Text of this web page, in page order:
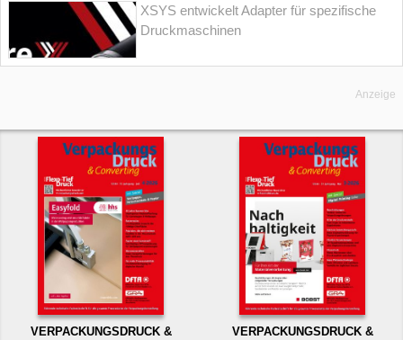
XSYS entwickelt Adapter für spezifische
Druckmaschinen
Anzeige
VERPACKUNGSDRUCK &
VERPACKUNGSDRUCK &